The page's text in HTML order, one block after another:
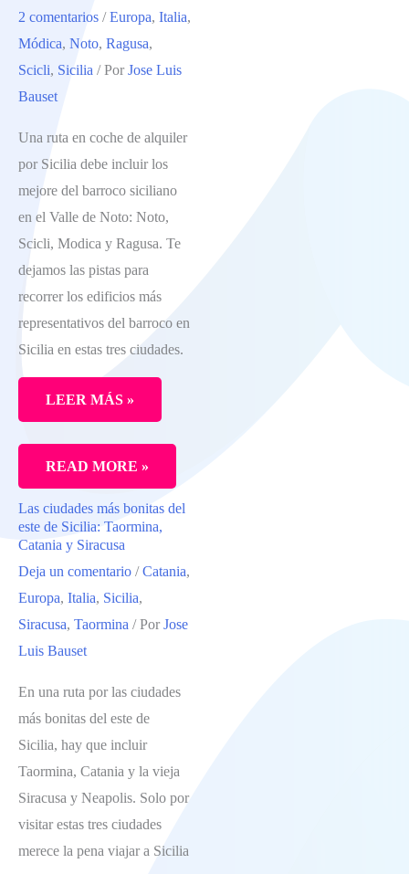
TEMPLOS
GRIEGOS
DE
SICILIA
2 comentarios /Europa, Italia,
Módica, Noto, Ragusa,
Scicli, Sicilia / Por Jose Luis
Bauset
Una ruta en coche de alquiler
por Sicilia debe incluir los
mejore del barroco siciliano
en el Valle de Noto: Noto,
Scicli, Modica y Ragusa. Te
dejamos las pistas para
recorrer los edificios más
representativos del barroco en
Sicilia en estas tres ciudades.
LEER MÁS »
LO
MEJOR
DEL
BARROCO
SICILIANO
EN
EL
VALLE
NOTO:
MÓDICA
RAGUSA
READ MORE »
Las ciudades más bonitas del
este de Sicilia: Taormina,
Catania y Siracusa
Deja un comentario /Catania,
Europa, Italia, Sicilia,
Siracusa, Taormina / Por Jose
Luis Bauset
En una ruta por las ciudades
más bonitas del este de
Sicilia, hay que incluir
Taormina, Catania y la vieja
Siracusa y Neapolis. Solo por
visitar estas tres ciudades
merece la pena viajar a Sicilia